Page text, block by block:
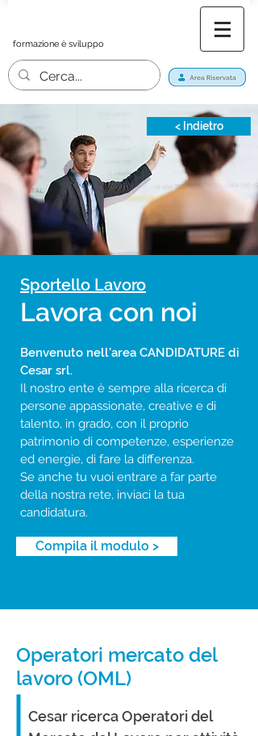
formazione è sviluppo
< Indietro
Sportello Lavoro
Lavora con noi
Benvenuto nell’area CANDIDATURE di
Cesar srl.
Il nostro ente è sempre alla ricerca di
persone appassionate, creative e di
talento, in grado, con il proprio
patrimonio di competenze, esperienze
ed energie, di fare la differenza.
Se anche tu vuoi entrare a far parte
della nostra rete, inviaci la tua
candidatura.
Compila il modulo >
Operatori mercato del
lavoro (OML)
Cesar ricerca Operatori del